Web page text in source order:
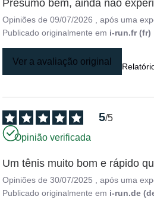
Presumo bem, ainda não
Opiniões de09/07/2026 , após uma
Publicado originalmente em i-run.fr (fr)
Ver a avaliação original
5/5
Opinião verificada
Um tênis muito bom e rápido
Opiniões de30/07/2025 , após uma
Publicado originalmente em i-run.de